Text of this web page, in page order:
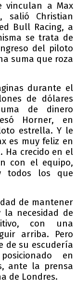
vinculan a Max
salió Christian
Bull Racing, a
se trata de
del piloto
suma que roza
durante el
de dólares
de dinero
Horner, en
estrella. Y le
es muy feliz en
Ha crecido en el
con el equipo,
todos los que
de mantener
necesidad de
con una
arriba. Pero
de su escudería
en
ante la prensa
de Londres.